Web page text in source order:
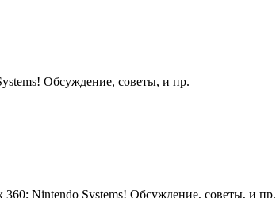
Обсуждение, советы, и пр.
Nintendo Systems! Обсуждение, советы, и пр.